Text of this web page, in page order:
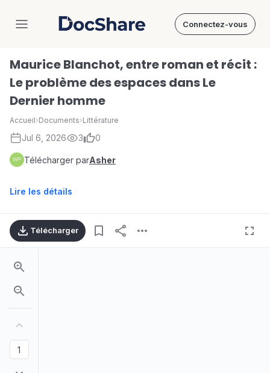
DocShare Connectez-vous
Maurice Blanchot, entre roman et récit :
Le problème des espaces dans Le
Dernier homme
Accueil›Documents›Littérature
Jul 6, 2026 3 0
Télécharger parAsher
Lire les détails
Télécharger